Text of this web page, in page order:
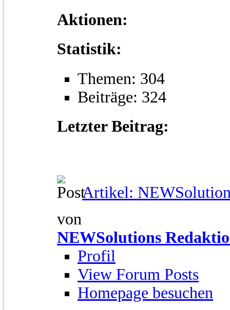
Aktionen:
Statistik:
Themen: 304
Beiträge: 324
Letzter Beitrag:
Artikel:
von
NEWSolutions
Profil
View Forum Posts
Homepage besuchen